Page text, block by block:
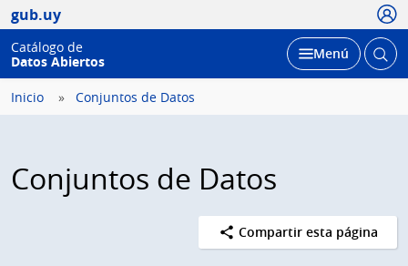
gub.uy
Catálogo de
Datos Abiertos
Desplegar
Menú Abrir
Inicio Conjuntos de Datos
Conjuntos de Datos
Compartir esta página